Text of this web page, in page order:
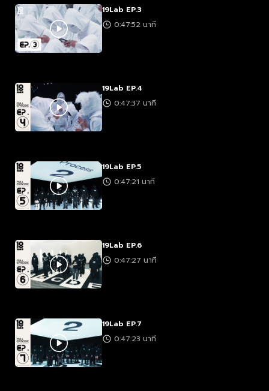
19Lab EP.3
0:47:52 นาที
19Lab EP.4
0:47:37 นาที
19Lab EP.5
0:47:21 นาที
19Lab EP.6
0:47:27 นาที
19Lab EP.7
0:47:23 นาที